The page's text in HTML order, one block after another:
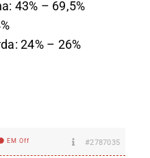
43% – 69,5%
24% – 26%
EM Off #2787035